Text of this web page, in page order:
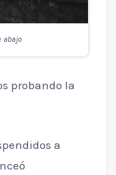
abajo
probando la
a